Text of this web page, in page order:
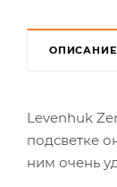
ОПИСАНИЕ
Levenhuk
подсветке
ним очень